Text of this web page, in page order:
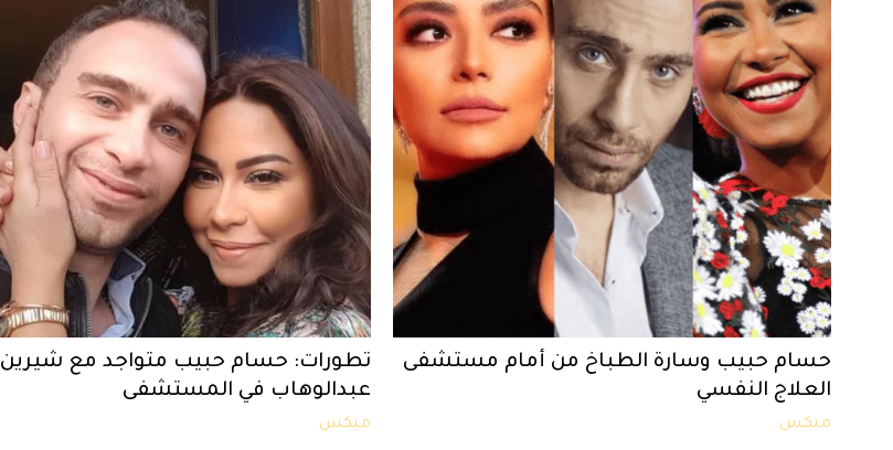
حسام حبيب وسارة الطباخ من أمام مستشفى
العلاج النفسي
ميكس
تطورات: حسام حبيب متواجد مع شيرين
عبدالوهاب في المستشفى
ميكس